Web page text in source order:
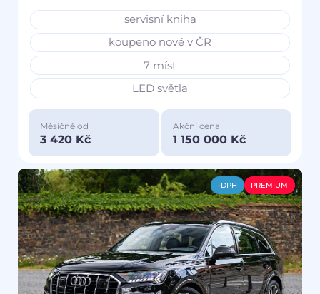
servisní kniha
koupeno nové v ČR
7 míst
LED světla
Měsíčně od
3 420 Kč
Akční cena
1 150 000 Kč
-DPH PREMIUM